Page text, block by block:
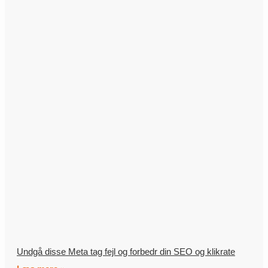
Undgå disse Meta tag fejl og forbedr din SEO og klikrate